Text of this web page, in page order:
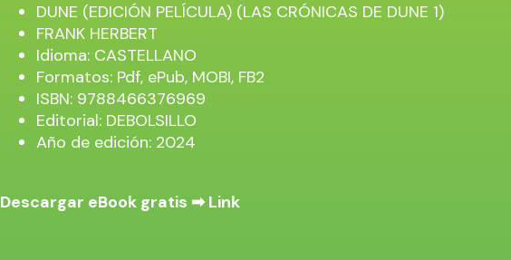
DUNE (EDICIÓN PELÍCULA) (LAS CRÓNICAS DE DUNE 1)
FRANK HERBERT
Idioma: CASTELLANO
Formatos: Pdf, ePub, MOBI, FB2
ISBN: 9788466376969
Editorial: DEBOLSILLO
Año de edición: 2024
Descargar eBook gratis ➡ Link